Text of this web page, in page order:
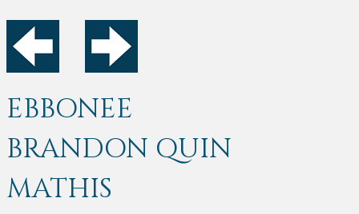
EBBONEE
BRANDON QUIN
MATHIS